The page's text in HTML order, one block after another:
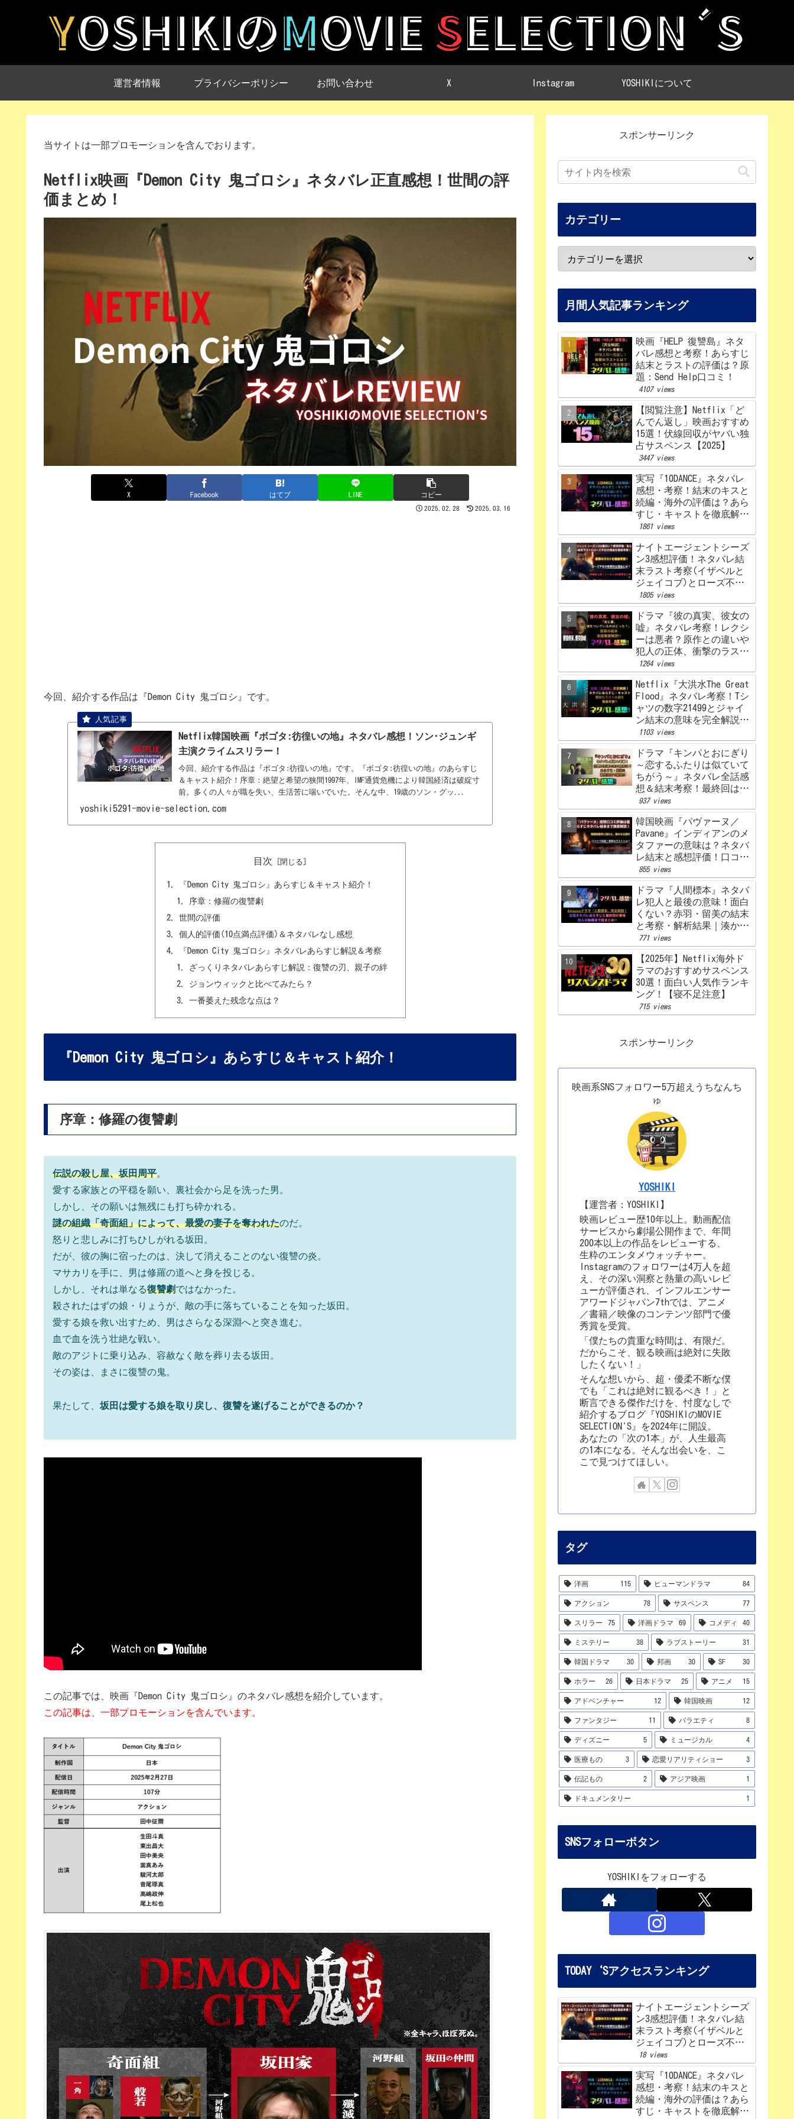
運営者情報 プライバシーポリシー お問い合わせ X Instagram YOSHIKIについて
当サイトは一部プロモーションを含んでおります。
Netflix映画『Demon City 鬼ゴロシ』ネタバレ正直感想！世間の評
価まとめ！
X Facebook はてブ LINE コピー
2025.02.28 2025.03.16
今回、紹介する作品は『Demon City 鬼ゴロシ』です。
Netflix韓国映画『ボゴタ:彷徨いの地』ネタバレ感想！ソン･ジュンギ
主演クライムスリラー！
今回、紹介する作品は『ボゴタ:彷徨いの地』です。『ボゴタ:彷徨いの地』のあらすじ
＆キャスト紹介！序章：絶望と希望の狭間1997年、IMF通貨危機により韓国経済は破綻寸
前。多くの人々が職を失い、生活苦に喘いでいた。そんな中、19歳のソン・グッ...
yoshiki5291-movie-selection.com
目次
『Demon City 鬼ゴロシ』あらすじ＆キャスト紹介！
序章：修羅の復讐劇
世間の評価
個人的評価(10点満点評価)＆ネタバレなし感想
『Demon City 鬼ゴロシ』ネタバレあらすじ解説＆考察
ざっくりネタバレあらすじ解説：復讐の刃、親子の絆
ジョンウィックと比べてみたら？
一番萎えた残念な点は？
『Demon City 鬼ゴロシ』あらすじ＆キャスト紹介！
序章：修羅の復讐劇
伝説の殺し屋、坂田周平。
愛する家族との平穏を願い、裏社会から足を洗った男。
しかし、その願いは無残にも打ち砕かれる。
謎の組織「奇面組」によって、最愛の妻子を奪われたのだ。
怒りと悲しみに打ちひしがれる坂田。
だが、彼の胸に宿ったのは、決して消えることのない復讐の炎。
マサカリを手に、男は修羅の道へと身を投じる。
しかし、それは単なる復讐劇ではなかった。
殺されたはずの娘・りょうが、敵の手に落ちていることを知った坂田。
愛する娘を救い出すため、男はさらなる深淵へと突き進む。
血で血を洗う壮絶な戦い。
敵のアジトに乗り込み、容赦なく敵を葬り去る坂田。
その姿は、まさに復讐の鬼。
果たして、 坂田は愛する娘を取り戻し、復讐を遂げることができるのか？
この記事では、映画『Demon City 鬼ゴロシ』のネタバレ感想を紹介しています。
この記事は、一部プロモーションを含んでいます。
スポンサーリンク
カテゴリー
月間人気記事ランキング
映画『HELP 復讐島』ネタ
バレ感想と考察！あらすじ
結末とラストの評価は？原
題：Send Help口コミ！
4107 views
【閲覧注意】Netflix「ど
んでん返し」映画おすすめ
15選！伏線回収がヤバい独
占サスペンス【2025】
3447 views
実写『10DANCE』ネタバレ
感想・考察！結末のキスと
続編・海外の評価は？あら
すじ・キャストを徹底解
説！【Netflix】
1861 views
ナイトエージェントシーズ
ン3感想評価！ネタバレ結
末ラスト考察(イザベルと
ジェイコブ)とローズ不在
の理由を解説‼
1805 views
ドラマ『彼の真実、彼女の
嘘』ネタバレ考察！レクシ
ーは悪者？原作との違いや
犯人の正体、衝撃のラスト
まで完全解説
1264 views
Netflix『大洪水The Great
Flood』ネタバレ考察！Tシ
ャツの数字21499とジャイ
ン結末の意味を完全解説！
感想、評価！
1103 views
ドラマ『キンパとおにぎり
～恋するふたりは似ていて
ちがう～』ネタバレ全話感
想＆結末考察！最終回はど
うなる？あらすじから原
作、キャスト相関図まで徹
底解説【赤楚衛二×カン・
ヘウォン】
937 views
韓国映画『パヴァーヌ／
Pavane』インディアンのメ
タファーの意味は？ネタバ
レ結末と感想評価！口コミ
あらすじ徹底考察
【Netflix】
855 views
ドラマ『人間標本』ネタバ
レ犯人と最後の意味！面白
くない？赤羽・留美の結末
と考察・解析結果｜湊かな
えあらすじ
771 views
【2025年】Netflix海外ド
ラマのおすすめサスペンス
30選！面白い人気作ランキ
ング！【寝不足注意】
715 views
スポンサーリンク
映画系SNSフォロワー5万超えうちなんち
ゅ
YOSHIKI
【運営者：YOSHIKI】
映画レビュー歴10年以上。動画配信
サービスから劇場公開作まで、年間
200本以上の作品をレビューする、
生粋のエンタメウォッチャー。
Instagramのフォロワーは4万人を超
え、その深い洞察と熱量の高いレビ
ューが評価され、インフルエンサー
アワードジャパン7thでは、アニメ
／書籍／映像のコンテンツ部門で優
秀賞を受賞。
「僕たちの貴重な時間は、有限だ。
だからこそ、観る映画は絶対に失敗
したくない！」
そんな想いから、超・優柔不断な僕
でも「これは絶対に観るべき！」と
断言できる傑作だけを、忖度なしで
紹介するブログ『YOSHIKIのMOVIE
SELECTION'S』を2024年に開設。
あなたの「次の1本」が、人生最高
の1本になる。そんな出会いを、こ
こで見つけてほしい。
タグ
洋画 115 ヒューマンドラマ 84
アクション 78 サスペンス 77
スリラー 75 洋画ドラマ 69 コメディ 40
ミステリー 38 ラブストーリー 31
韓国ドラマ 30 邦画 30 SF 30
ホラー 26 日本ドラマ 25 アニメ 15
アドベンチャー 12 韓国映画 12
ファンタジー 11 バラエティ 8
ディズニー 5 ミュージカル 4
医療もの 3 恋愛リアリティショー 3
伝記もの 2 アジア映画 1
ドキュメンタリー 1
SNSフォローボタン
YOSHIKIをフォローする
TODAY‘Sアクセスランキング
ナイトエージェントシーズ
ン3感想評価！ネタバレ結
末ラスト考察(イザベルと
ジェイコブ)とローズ不在
の理由を解説‼
18 views
実写『10DANCE』ネタバレ
感想・考察！結末のキスと
続編・海外の評価は？あら
すじ・キャストを徹底解